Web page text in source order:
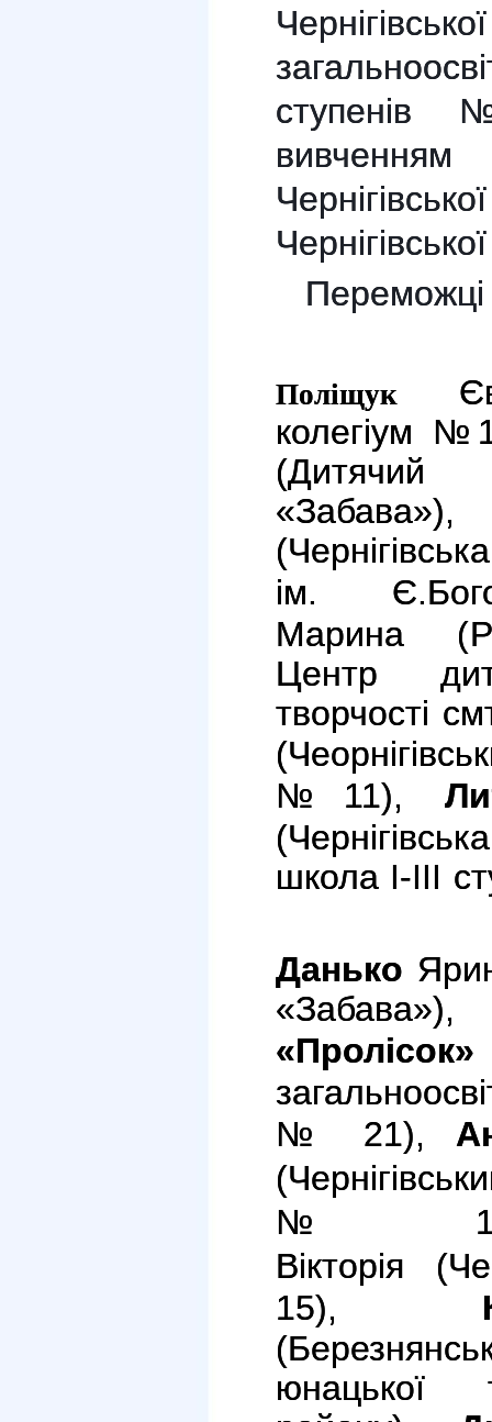
Поліщук
колегіум
(
«Забава»
(
ім.
Марина (
Центр
творчості
(
№11),
(
школа І-ІІІ
Данько
«Пролісок»
№ 21),
(
Вікторія
15),
(
юнацької